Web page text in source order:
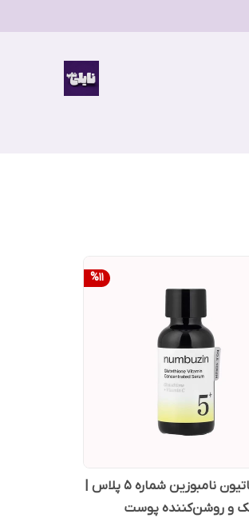
%11
سرم گلوتاتیون نامبوزین شماره ۵ پلاس |
و روشن‌کننده پوست